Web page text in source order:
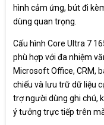
hình cảm ứng, bút đi
dùng quan trọng.
Cấu hình Core Ultra 7
phù hợp với đa nhiệm
Microsoft Office, CRM,
chiếu và lưu trữ dữ liệu
trợ người dùng ghi chú,
ý tưởng trực tiếp trên